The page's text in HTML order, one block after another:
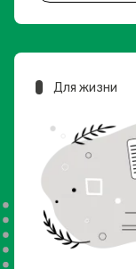
Для жизни